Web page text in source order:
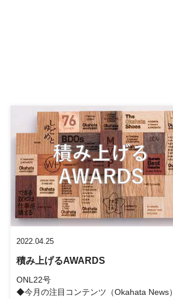
2022.04.25
積み上げるAWARDS
ONL22号
◆今月の注目コンテンツ（Okahata News）